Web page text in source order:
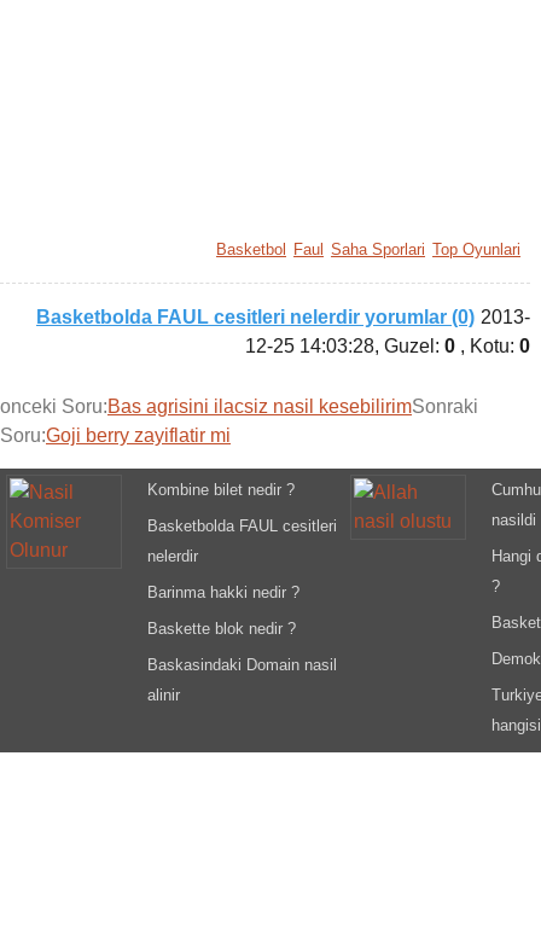
Basketbol Faul Saha Sporlari Top Oyunlari
Basketbolda FAUL cesitleri nelerdir yorumlar (0) 2013-
12-25 14:03:28, Guzel:0 , Kotu:0
onceki Soru:Bas agrisini ilacsiz nasil kesebilirimSonraki
Soru:Goji berry zayiflatir mi
Kombine bilet nedir ?
Basketbolda FAUL cesitleri
nelerdir
Barinma hakki nedir ?
Baskette blok nedir ?
Baskasindaki Domain nasil
alinir
nasildi
Hangi
?